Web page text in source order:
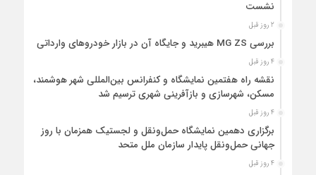
نشست
2 روز قبل
بررسی MG ZS هیبرید و جایگاه آن در بازار خودروهای وارداتی
4 روز قبل
نقشه راه هفتمین نمایشگاه و کنفرانس بین‌المللی شهر هوشمند،
مسکن، شهرسازی و بازآفرینی شهری ترسیم شد
4 روز قبل
برگزاری دهمین نمایشگاه حمل‌ونقل و لجستیک همزمان با روز
جهانی حمل‌ونقل پایدار سازمان ملل متحد
4 روز قبل